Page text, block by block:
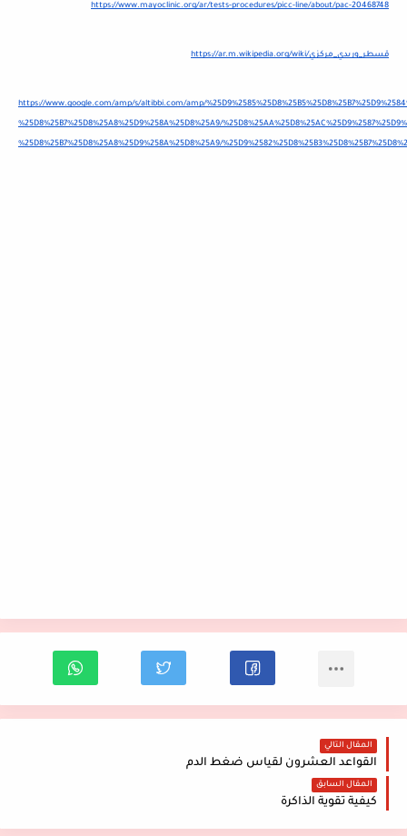
https://www.mayoclinic.org/ar/tests-procedures/picc-line/about/pac-20468748
https://ar.m.wikipedia.org/wiki/قسطر_وريدي_مركزي
https://www.google.com/amp/s/altibbi.com/amp/
%25D8%25B7%25D8%25A8%25D9%258A%25D8%25A9/
%25D8%25B7%25D8%25A8%25D9%258A%25D8%25A9/
المقال التالي
القواعد العشرون لقياس ضغط الدم
المقال السابق
كيفية تقوية الذاكرة